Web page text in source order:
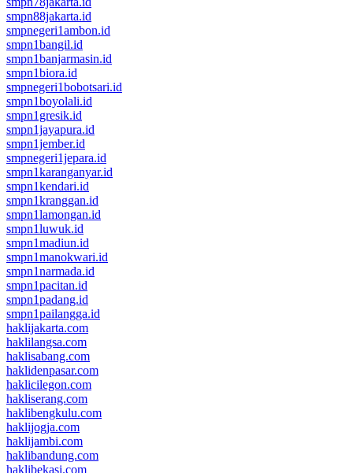
smpn88jakarta.id
smpnegeri1ambon.id
smpn1bangil.id
smpn1banjarmasin.id
smpn1biora.id
smpnegeri1bobotsari.id
smpn1boyolali.id
smpn1gresik.id
smpn1jayapura.id
smpn1jember.id
smpnegeri1jepara.id
smpn1karanganyar.id
smpn1kendari.id
smpn1kranggan.id
smpn1lamongan.id
smpn1luwuk.id
smpn1madiun.id
smpn1manokwari.id
smpn1narmada.id
smpn1pacitan.id
smpn1padang.id
smpn1pailangga.id
haklijakarta.com
haklilangsa.com
haklisabang.com
haklidenpasar.com
haklicilegon.com
hakliserang.com
haklibengkulu.com
haklijogja.com
haklijambi.com
haklibandung.com
haklibekasi.com